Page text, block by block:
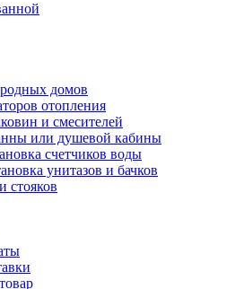
домов
отопления
и смесителей
или душевой кабины
счетчиков воды
унитазов и бачков
стояков